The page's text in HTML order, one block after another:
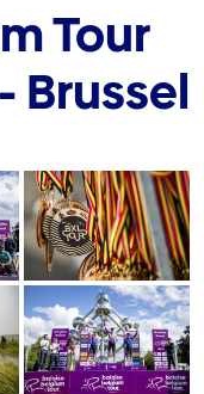
Tour
Brussel